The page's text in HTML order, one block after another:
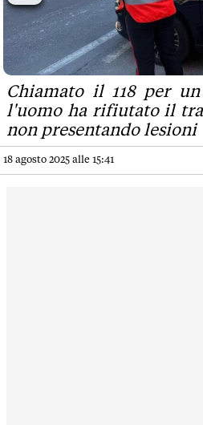
Chiamato il 118 per
l'uomo ha rifiutato il
non presentando lesioni
18 agosto 2025 alle 15:41